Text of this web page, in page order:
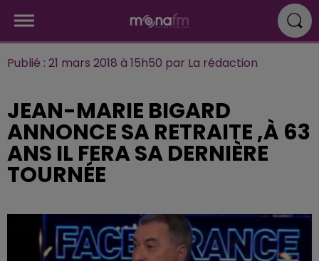
Publié : 21 mars 2018 à 15h50 par La rédaction
JEAN-MARIE BIGARD
ANNONCE SA RETRAITE ,À 63
ANS IL FERA SA DERNIÈRE
TOURNÉE